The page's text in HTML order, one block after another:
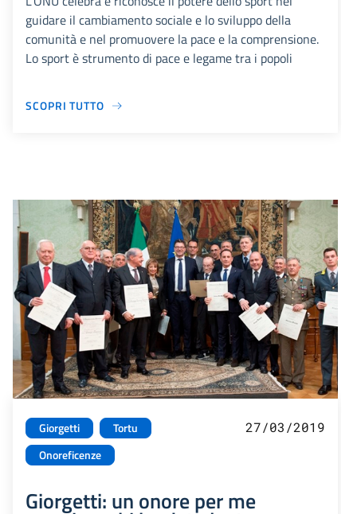
guidare il cambiamento sociale e lo sviluppo della
comunità e nel promuovere la pace e la comprensione.
Lo sport è strumento di pace e legame tra i popoli
SCOPRI TUTTO
Giorgetti
Tortu
Onoreficenze
27/03/2019
Giorgetti: un onore per me